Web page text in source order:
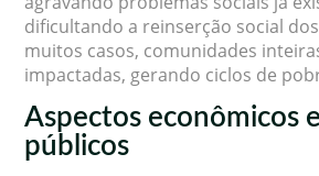
dificultando a reinserção social
muitos casos, comunidades
impactadas, gerando ciclos de
Aspectos econômicos
públicos